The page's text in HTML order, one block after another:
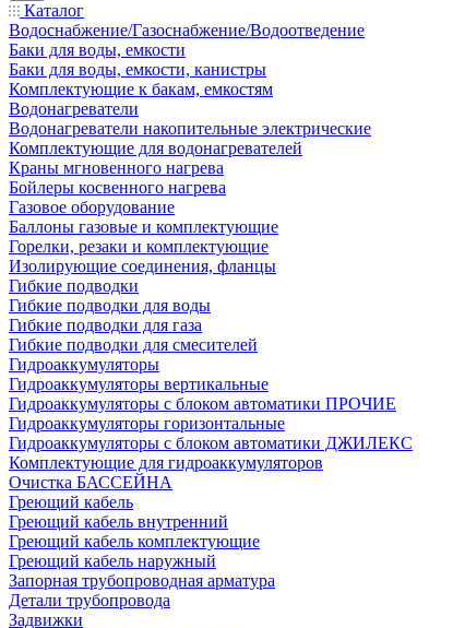
Каталог
Водоснабжение/Газоснабжение/Водоотведение
Баки для воды, емкости
Баки для воды, емкости, канистры
Комплектующие к бакам, емкостям
Водонагреватели
Водонагреватели накопительные электрические
Комплектующие для водонагревателей
Краны мгновенного нагрева
Бойлеры косвенного нагрева
Газовое оборудование
Баллоны газовые и комплектующие
Горелки, резаки и комплектующие
Изолирующие соединения, фланцы
Гибкие подводки
Гибкие подводки для воды
Гибкие подводки для газа
Гибкие подводки для смесителей
Гидроаккумуляторы
Гидроаккумуляторы вертикальные
Гидроаккумуляторы с блоком автоматики ПРОЧИЕ
Гидроаккумуляторы горизонтальные
Гидроаккумуляторы с блоком автоматики ДЖИЛЕКС
Комплектующие для гидроаккумуляторов
Очистка БАССЕЙНА
Греющий кабель
Греющий кабель внутренний
Греющий кабель комплектующие
Греющий кабель наружный
Запорная трубопроводная арматура
Детали трубопровода
Задвижки